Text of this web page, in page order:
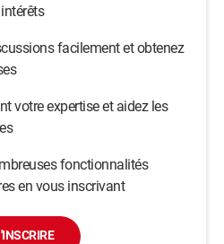
facilement et obtenez
votre expertise et aidez les
fonctionnalités
en vous inscrivant